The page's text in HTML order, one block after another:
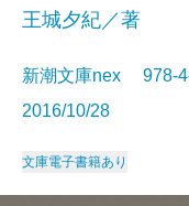
王城夕紀／著
新潮文庫nex 978-
2016/10/28
文庫電子書籍あり